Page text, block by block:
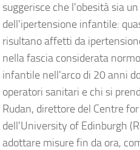
suggerisce che l'obesità sia
dell'ipertensione infantile:
risultano affetti da
nella fascia considerata
infantile nell'arco di 20 anni
operatori sanitari e chi si
Rudan, direttore del Centre
dell'University of Edinburgh
adottare misure fin da ora,